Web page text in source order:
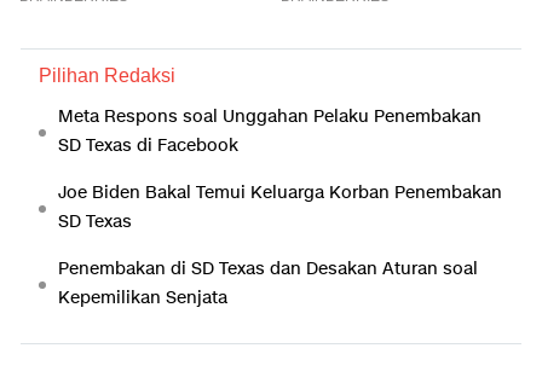
Pilihan Redaksi
Meta Respons soal Unggahan Pelaku Penembakan
SD Texas di Facebook
Joe Biden Bakal Temui Keluarga Korban Penembakan
SD Texas
Penembakan di SD Texas dan Desakan Aturan soal
Kepemilikan Senjata